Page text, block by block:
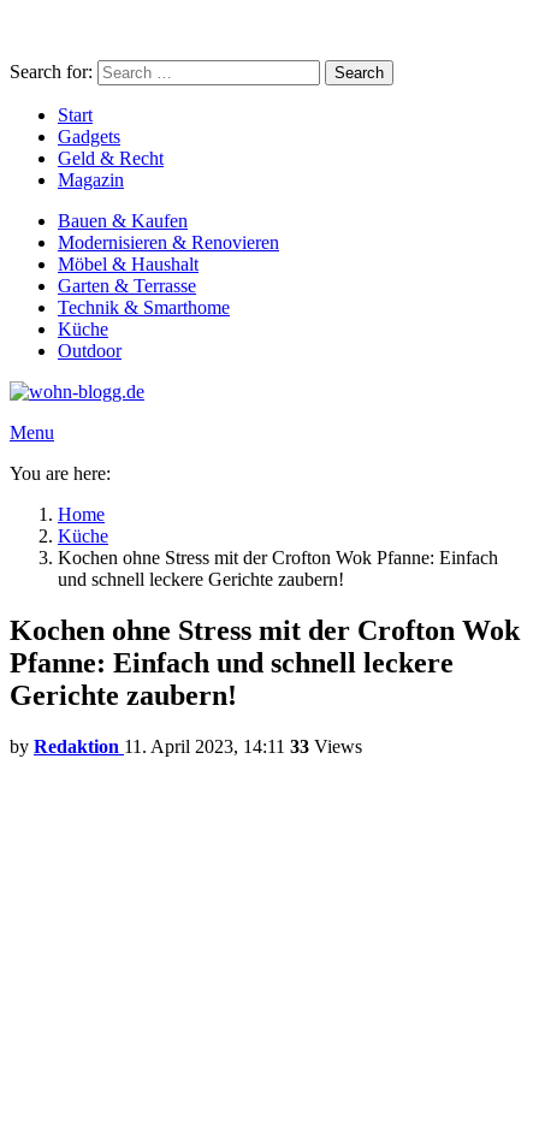
Search for: Search
Start
Gadgets
Geld & Recht
Magazin
Bauen & Kaufen
Modernisieren & Renovieren
Möbel & Haushalt
Garten & Terrasse
Technik & Smarthome
Küche
Outdoor
Menu
You are here:
Home
Küche
Kochen ohne Stress mit der Crofton Wok Pfanne: Einfach
und schnell leckere Gerichte zaubern!
Kochen ohne Stress mit der Crofton Wok
Pfanne: Einfach und schnell leckere
Gerichte zaubern!
by Redaktion 11. April 2023, 14:11 33 Views